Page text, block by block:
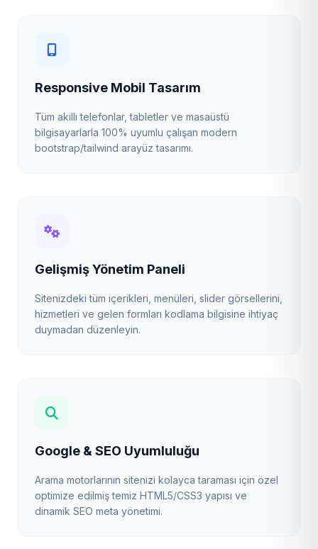
Responsive Mobil Tasarım
Tüm akıllı telefonlar, tabletler ve masaüstü
bilgisayarlarla 100% uyumlu çalışan modern
bootstrap/tailwind arayüz tasarımı.
Gelişmiş Yönetim Paneli
Sitenizdeki tüm içerikleri, menüleri, slider görsellerini,
hizmetleri ve gelen formları kodlama bilgisine ihtiyaç
duymadan düzenleyin.
Google & SEO Uyumluluğu
Arama motorlarının sitenizi kolayca taraması için özel
optimize edilmiş temiz HTML5/CSS3 yapısı ve
dinamik SEO meta yönetimi.